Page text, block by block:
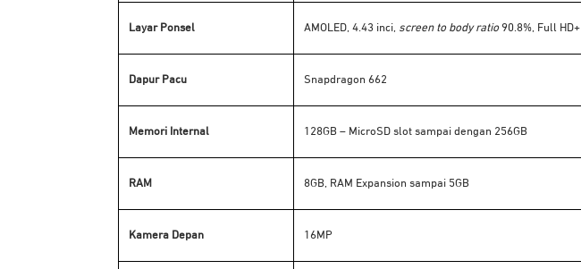
Layar Ponsel AMOLED, 4.43 inci, screen to body ratio90.8%, Full HD+
Dapur Pacu Snapdragon 662
Memori Internal 128GB – MicroSD slot sampai dengan 256GB
RAM 8GB, RAM Expansion sampai 5GB
Kamera Depan 16MP